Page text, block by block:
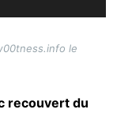
le
recouvert du